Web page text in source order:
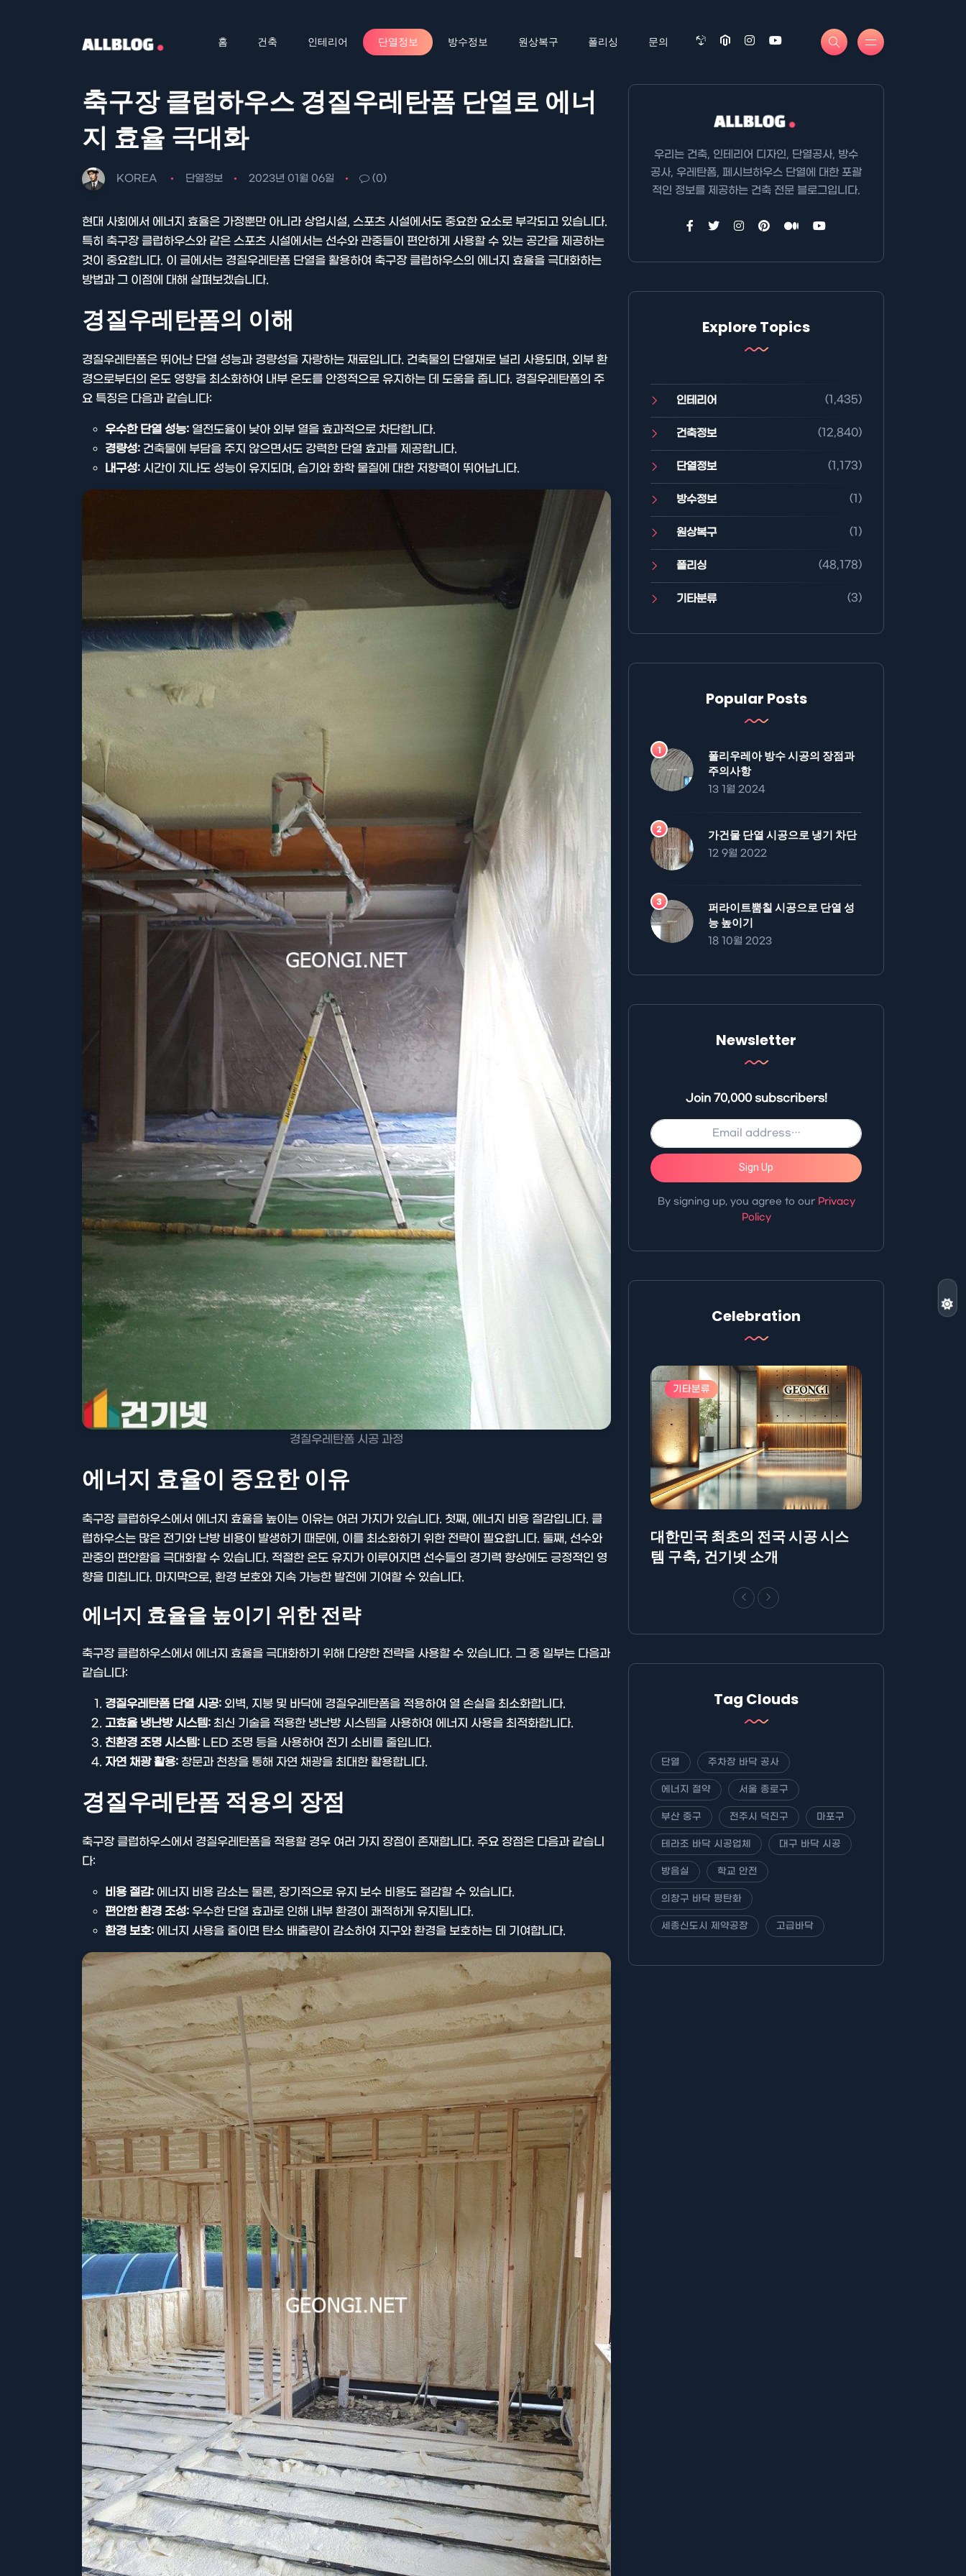
홈 건축 인테리어 단열정보 방수정보 원상복구 폴리싱 문의
축구장 클럽하우스 경질우레탄폼 단열로 에너
지 효율 극대화
KOREA 단열정보 2023년 01월 06일 (0)
현대 사회에서 에너지 효율은 가정뿐만 아니라 상업시설, 스포츠 시설에서도 중요한 요소로 부각되고 있습니다.
특히 축구장 클럽하우스와 같은 스포츠 시설에서는 선수와 관중들이 편안하게 사용할 수 있는 공간을 제공하는
것이 중요합니다. 이 글에서는 경질우레탄폼 단열을 활용하여 축구장 클럽하우스의 에너지 효율을 극대화하는
방법과 그 이점에 대해 살펴보겠습니다.
경질우레탄폼의 이해
경질우레탄폼은 뛰어난 단열 성능과 경량성을 자랑하는 재료입니다. 건축물의 단열재로 널리 사용되며, 외부 환
경으로부터의 온도 영향을 최소화하여 내부 온도를 안정적으로 유지하는 데 도움을 줍니다. 경질우레탄폼의 주
요 특징은 다음과 같습니다:
우수한 단열 성능: 열전도율이 낮아 외부 열을 효과적으로 차단합니다.
경량성: 건축물에 부담을 주지 않으면서도 강력한 단열 효과를 제공합니다.
내구성: 시간이 지나도 성능이 유지되며, 습기와 화학 물질에 대한 저항력이 뛰어납니다.
경질우레탄폼 시공 과정
에너지 효율이 중요한 이유
축구장 클럽하우스에서 에너지 효율을 높이는 이유는 여러 가지가 있습니다. 첫째, 에너지 비용 절감입니다. 클
럽하우스는 많은 전기와 난방 비용이 발생하기 때문에, 이를 최소화하기 위한 전략이 필요합니다. 둘째, 선수와
관중의 편안함을 극대화할 수 있습니다. 적절한 온도 유지가 이루어지면 선수들의 경기력 향상에도 긍정적인 영
향을 미칩니다. 마지막으로, 환경 보호와 지속 가능한 발전에 기여할 수 있습니다.
에너지 효율을 높이기 위한 전략
축구장 클럽하우스에서 에너지 효율을 극대화하기 위해 다양한 전략을 사용할 수 있습니다. 그 중 일부는 다음과
같습니다:
경질우레탄폼 단열 시공: 외벽, 지붕 및 바닥에 경질우레탄폼을 적용하여 열 손실을 최소화합니다.
고효율 냉난방 시스템: 최신 기술을 적용한 냉난방 시스템을 사용하여 에너지 사용을 최적화합니다.
친환경 조명 시스템: LED 조명 등을 사용하여 전기 소비를 줄입니다.
자연 채광 활용: 창문과 천창을 통해 자연 채광을 최대한 활용합니다.
경질우레탄폼 적용의 장점
축구장 클럽하우스에서 경질우레탄폼을 적용할 경우 여러 가지 장점이 존재합니다. 주요 장점은 다음과 같습니
다:
비용 절감: 에너지 비용 감소는 물론, 장기적으로 유지 보수 비용도 절감할 수 있습니다.
편안한 환경 조성: 우수한 단열 효과로 인해 내부 환경이 쾌적하게 유지됩니다.
환경 보호: 에너지 사용을 줄이면 탄소 배출량이 감소하여 지구와 환경을 보호하는 데 기여합니다.
우리는 건축, 인테리어 디자인, 단열공사, 방수
공사, 우레탄폼, 페시브하우스 단열에 대한 포괄
적인 정보를 제공하는 건축 전문 블로그입니다.
Explore Topics
인테리어 (1,435)
건축정보 (12,840)
단열정보 (1,173)
방수정보 (1)
원상복구 (1)
폴리싱 (48,178)
기타분류 (3)
Popular Posts
폴리우레아 방수 시공의 장점과
주의사항
13 1월 2024
가건물 단열 시공으로 냉기 차단
12 9월 2022
퍼라이트뿜칠 시공으로 단열 성
능 높이기
18 10월 2023
Newsletter
Join 70,000 subscribers!
Sign Up
By signing up, you agree to our Privacy
Policy
Celebration
기타분류
AllBlog에 RSS 피드를 제출하는
방법에 대해 안내드립니다.
기타분류
대한민국 최초의 전국 시공 시스
템 구축, 건기넷 소개
Tag Clouds
단열 주차장 바닥 공사
에너지 절약 서울 종로구
부산 중구 전주시 덕진구 마포구
테라조 바닥 시공업체 대구 바닥 시공
방음실 학교 안전
의창구 바닥 평탄화
세종신도시 제약공장 고급바닥